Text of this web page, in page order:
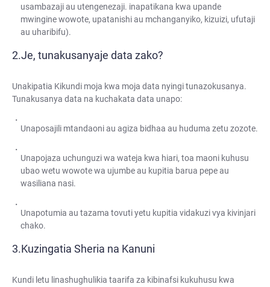
usambazaji au utengenezaji. inapatikana kwa upande
mwingine wowote, upatanishi au mchanganyiko, kizuizi, ufutaji
au uharibifu).
Je, tunakusanyaje data zako?
Unakipatia Kikundi moja kwa moja data nyingi tunazokusanya.
Tunakusanya data na kuchakata data unapo:
Unaposajili mtandaoni au agiza bidhaa au huduma zetu zozote.
Unapojaza uchunguzi wa wateja kwa hiari, toa maoni kuhusu
ubao wetu wowote wa ujumbe au kupitia barua pepe au
wasiliana nasi.
Unapotumia au tazama tovuti yetu kupitia vidakuzi vya kivinjari
chako.
Kuzingatia Sheria na Kanuni
Kundi letu linashughulikia taarifa za kibinafsi kukuhusu kwa